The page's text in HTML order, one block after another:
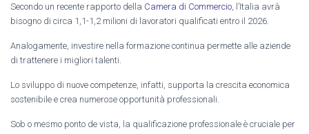
Secondo un recente rapporto della Camera di Commercio , l’Italia avrà
bisogno di circa 1,1-1,2 milioni di lavoratori qualificati entro il 2026.
Analogamente, investire nella formazione continua permette alle aziende
di trattenere i migliori talenti.
Lo sviluppo di nuove competenze, infatti, supporta la crescita economica
sostenibile e crea numerose opportunità professionali.
Sob o mesmo ponto de vista, la qualificazione professionale è cruciale per